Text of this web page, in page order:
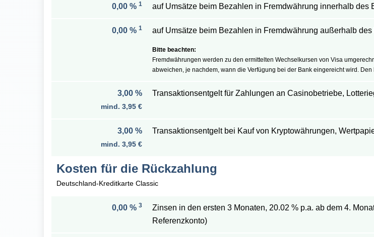
0,00 % 1 auf Umsätze beim Bezahlen in Fremdwährung innerhalb des
0,00 % 1 auf Umsätze beim Bezahlen in Fremdwährung außerhalb
Fremdwährungen werden zu den ermittelten Wechselkursen von Visa
abweichen, je nachdem, wann die Verfügung bei der Bank eingereicht wird. Den
3,00 %
mind. 3,95 €
Transaktionsentgelt für Zahlungen an Casinobetriebe,
3,00 %
mind. 3,95 €
Transaktionsentgelt bei Kauf von Kryptowährungen,
Kosten für die Rückzahlung
Deutschland-Kreditkarte Classic
0,00 % 3
Zinsen in den ersten 3 Monaten, 20.02 % p.a. ab dem 4.
Referenzkonto)